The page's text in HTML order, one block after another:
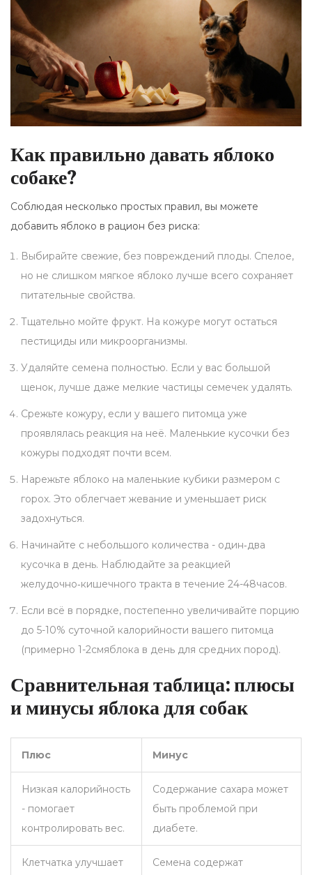
Как правильно давать яблоко
собаке?
Соблюдая несколько простых правил, вы можете
добавить яблоко в рацион без риска:
Выбирайте свежие, без повреждений плоды. Спелое,
но не слишком мягкое яблоко лучше всего сохраняет
питательные свойства.
Тщательно мойте фрукт. На кожуре могут остаться
пестициды или микроорганизмы.
Удаляйте семена полностью. Если у вас большой
щенок, лучше даже мелкие частицы семечек удалять.
Срежьте кожуру, если у вашего питомца уже
проявлялась реакция на неё. Маленькие кусочки без
кожуры подходят почти всем.
Нарежьте яблоко на маленькие кубики размером с
горох. Это облегчает жевание и уменьшает риск
задохнуться.
Начинайте с небольшого количества - один‑два
кусочка в день. Наблюдайте за реакцией
желудочно‑кишечного тракта в течение 24-48часов.
Если всё в порядке, постепенно увеличивайте порцию
до 5-10% суточной калорийности вашего питомца
(примерно 1-2смяблока в день для средних пород).
Сравнительная таблица: плюсы
и минусы яблока для собак
Плюс Минус
Низкая калорийность
- помогает
контролировать вес.
Содержание сахара может
быть проблемой при
диабете.
Клетчатка улучшает
Семена содержат